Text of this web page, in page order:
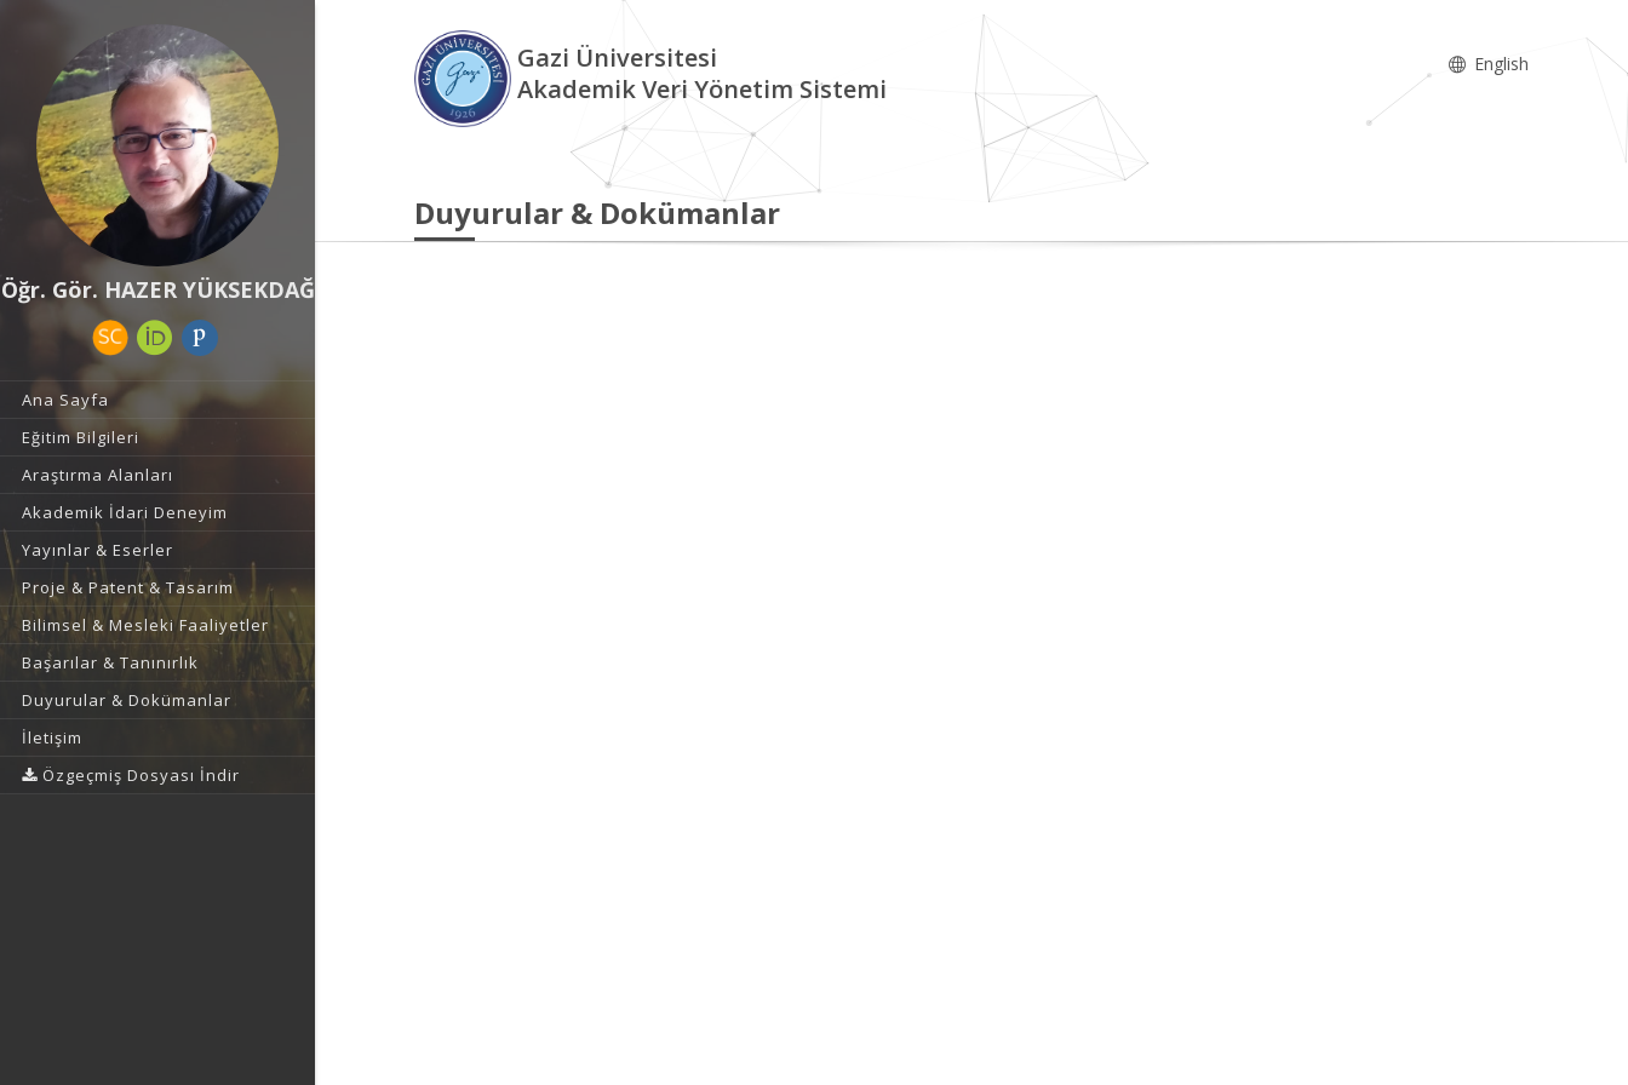
Öğr. Gör. HAZER YÜKSEKDAĞ
Ana Sayfa
Eğitim Bilgileri
Araştırma Alanları
Akademik İdari Deneyim
Yayınlar & Eserler
Proje & Patent & Tasarım
Bilimsel & Mesleki Faaliyetler
Başarılar & Tanınırlık
Duyurular & Dokümanlar
İletişim
Özgeçmiş Dosyası İndir
Gazi Üniversitesi
Akademik Veri Yönetim Sistemi
English
Duyurular & Dokümanlar